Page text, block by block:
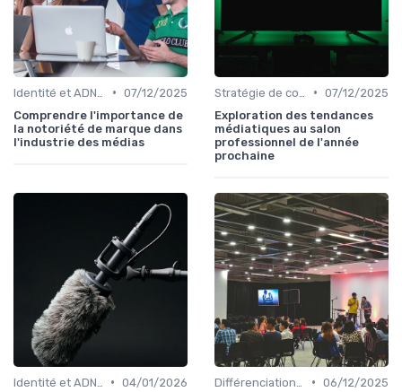
• 07/12/2025
Comprendre l'importance de
la notoriété de marque dans
l'industrie des médias
• 07/12/2025
Exploration des tendances
médiatiques au salon
professionnel de l'année
prochaine
• 04/01/2026
• 06/12/2025